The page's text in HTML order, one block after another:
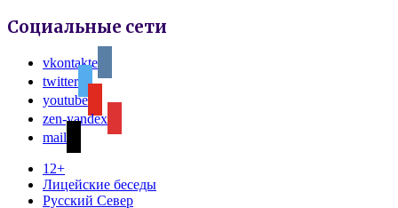
Социальные сети
vkontakte
twitter
youtube
zen-yandex
mail
12+
Лицейские беседы
Русский Север